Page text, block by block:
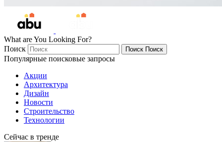
What are You Looking For?
Поиск
Поиск Поиск
Популярные поисковые запросы
Акции
Архитектура
Дизайн
Новости
Строительство
Технологии
Сейчас в тренде